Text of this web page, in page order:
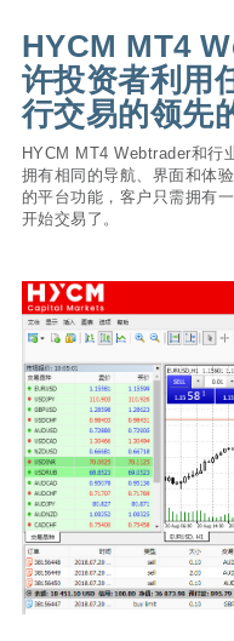
HYCM MT4
许投资者利用
行交易的领先
HYCM MT4 Webtrader和行
拥有相同的导航、界面和体
的平台功能，客户只需拥有
开始交易了。